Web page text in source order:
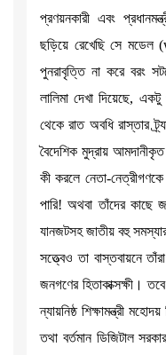
প্রণয়নকারী এবং
ছড়িয়ে রেখেছি সে
পুনরাবৃত্তি না করে বরং
লালিমা দেখা দিয়েছে,
থেকে রাত অবধি রাস্তার
বৈদেশিক মুদ্রায়
কী করলে নেতা-
পারি! অথবা তাঁদের কাছে
যানজটসহ জাতীয় বহু
সত্ত্বেও তা বাস্তবায়নে
জনগণের হিতাকাক্সক্ষী।
ন্যায়নিষ্ঠ শিক্ষামন্ত্রী
তথা বর্তমান ডিজিটাল